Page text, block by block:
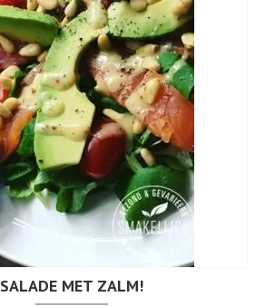
SALADE MET ZALM!